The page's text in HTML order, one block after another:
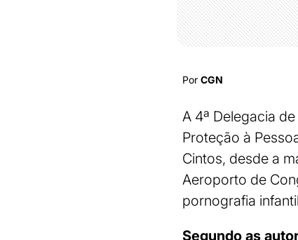
Por CGN
A 4ª Delegacia
Proteção à
Cintos, desde a
Aeroporto de
pornografia
Segundo as